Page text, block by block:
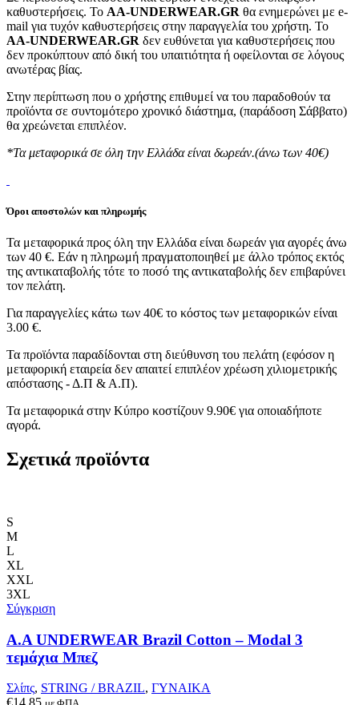
καθυστερήσεις. Το AA-UNDERWEAR.GR θα ενημερώνει με e-
mail για τυχόν καθυστερήσεις στην παραγγελία του χρήστη. Το
AA-UNDERWEAR.GR δεν ευθύνεται για καθυστερήσεις που
δεν προκύπτουν από δική του υπαιτιότητα ή οφείλονται σε λόγους
ανωτέρας βίας.
Στην περίπτωση που ο χρήστης επιθυμεί να του παραδοθούν τα
προϊόντα σε συντομότερο χρονικό διάστημα, (παράδοση Σάββατο)
θα χρεώνεται επιπλέον.
*Τα μεταφορικά σε όλη την Ελλάδα είναι δωρεάν.(άνω των 40€)
Όροι αποστολών και πληρωμής
Τα μεταφορικά προς όλη την Ελλάδα είναι δωρεάν για αγορές άνω
των 40 €. Εάν η πληρωμή πραγματοποιηθεί με άλλο τρόπος εκτός
της αντικαταβολής τότε το ποσό της αντικαταβολής δεν επιβαρύνει
τον πελάτη.
Για παραγγελίες κάτω των 40€ το κόστος των μεταφορικών είναι
3.00 €.
Τα προϊόντα παραδίδονται στη διεύθυνση του πελάτη (εφόσον η
μεταφορική εταιρεία δεν απαιτεί επιπλέον χρέωση χιλιομετρικής
απόστασης - Δ.Π & Α.Π).
Τα μεταφορικά στην Κύπρο κοστίζουν 9.90€ για οποιαδήποτε
αγορά.
Σχετικά προϊόντα
S
M
L
XL
XXL
3XL
Σύγκριση
A.A UNDERWEAR Brazil Cotton – Modal 3
τεμάχια Μπεζ
Σλίπς, STRING / BRAZIL, ΓΥΝΑΙΚΑ